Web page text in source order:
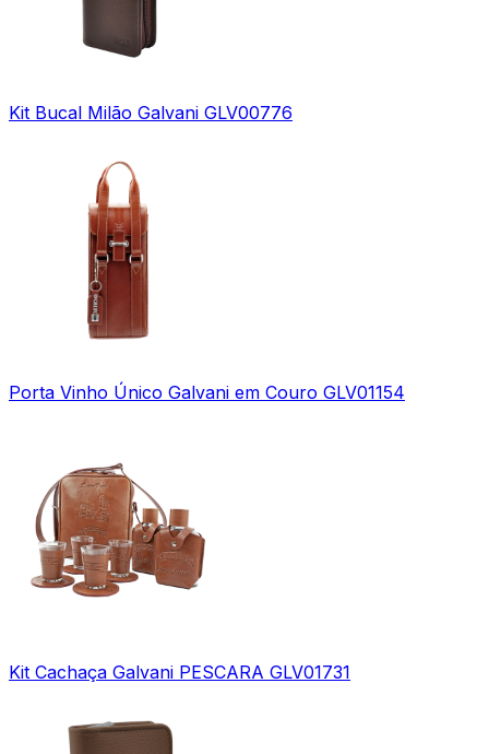
Kit Bucal Milão Galvani GLV00776
Porta Vinho Único Galvani em Couro GLV01154
Kit Cachaça Galvani PESCARA GLV01731